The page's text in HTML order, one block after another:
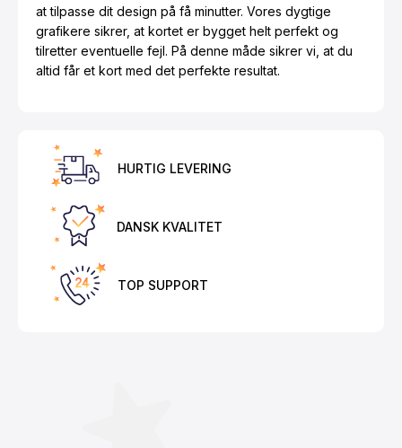
at tilpasse dit design på få minutter. Vores dygtige
grafikere sikrer, at kortet er bygget helt perfekt og
tilretter eventuelle fejl. På denne måde sikrer vi, at du
altid får et kort med det perfekte resultat.
HURTIG LEVERING
DANSK KVALITET
TOP SUPPORT